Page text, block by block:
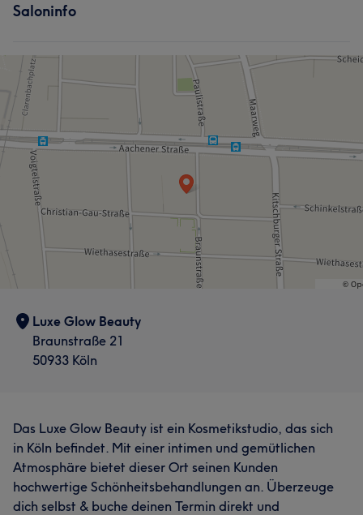
Saloninfo
Luxe Glow Beauty
Braunstraße 21
50933 Köln
Das Luxe Glow Beauty ist ein Kosmetikstudio, das sich
in Köln befindet. Mit einer intimen und gemütlichen
Atmosphäre bietet dieser Ort seinen Kunden
hochwertige Schönheitsbehandlungen an. Überzeuge
dich selbst & buche deinen Termin direkt und